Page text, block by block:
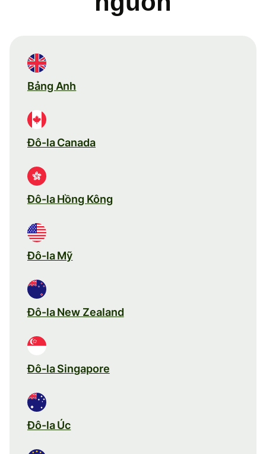
Bảng Anh
Đô-la Canada
Đô-la Hồng Kông
Đô-la Mỹ
Đô-la New Zealand
Đô-la Singapore
Đô-la Úc